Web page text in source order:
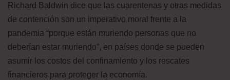
Richard Baldwin dice que las cuarentenas y otras medidas
de contención son un imperativo moral frente a la
pandemia “porque están muriendo personas que no
deberían estar muriendo”, en países donde se pueden
asumir los costos del confinamiento y los rescates
financieros para proteger la economía.